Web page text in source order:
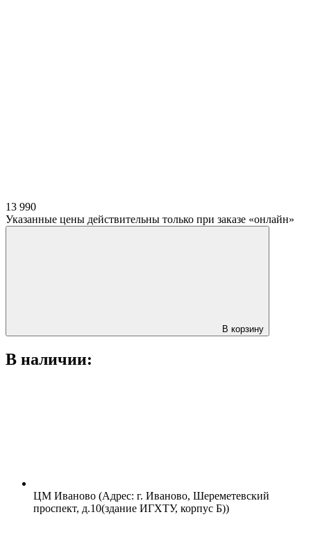
13 990
Указанные цены действительны только при заказе «онлайн»
В корзину
В наличии:
ЦМ Иваново (Адрес: г. Иваново, Шереметевский
проспект, д.10(здание ИГХТУ, корпус Б))